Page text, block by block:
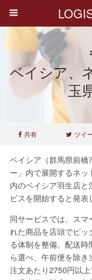
ベイシア、
玉
共有 ツイ
ベイシア（群馬県前
ー」内で展開するネ
内のベイシア羽生店
ビスを開始すると発表
同サービスでは、スマ
れた商品を店頭でピ
る体制を整備。配送
ら選べ、午前便を除
注文あたり2750円以